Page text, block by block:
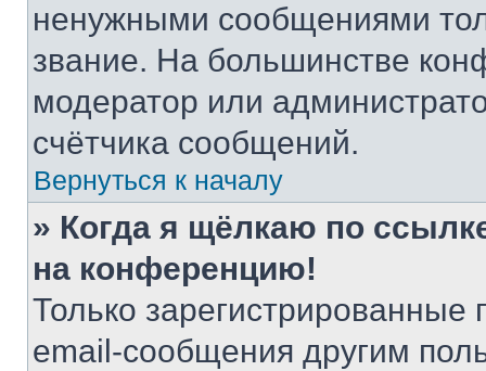
ненужными сообщениями
звание. На большинстве
модератор или
счётчика сообщений.
Вернуться к началу
» Когда я щёлкаю по
на конференцию!
Только зарегистрированные
email-сообщения другим